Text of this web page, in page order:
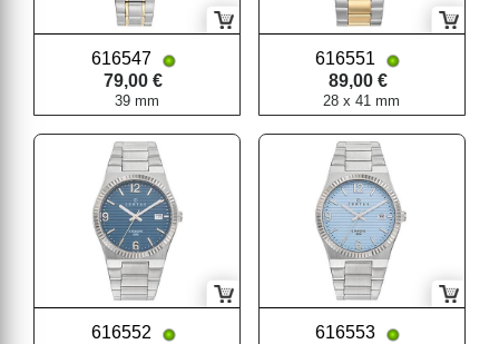
616547
79,00 €
39 mm
616551
89,00 €
28 x 41 mm
616552
616553